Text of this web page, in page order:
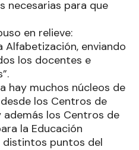
necesarias para que
en relieve:
Alfabetización, enviando
los docentes e
hay muchos núcleos de
los Centros de
además los Centros de
la Educación
distintos puntos del